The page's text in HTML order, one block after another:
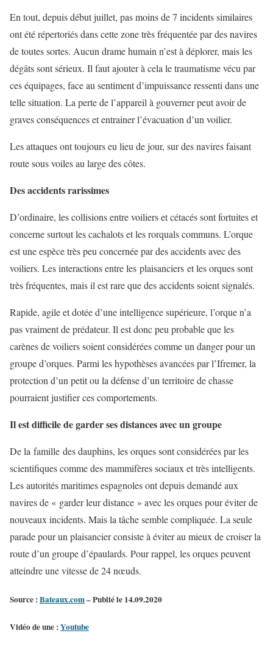
En tout, depuis début juillet, pas moins de 7 incidents similaires
ont été répertoriés dans cette zone très fréquentée par des navires
de toutes sortes. Aucun drame humain n’est à déplorer, mais les
dégâts sont sérieux. Il faut ajouter à cela le traumatisme vécu par
ces équipages, face au sentiment d’impuissance ressenti dans une
telle situation. La perte de l’appareil à gouverner peut avoir de
graves conséquences et entrainer l’évacuation d’un voilier.
Les attaques ont toujours eu lieu de jour, sur des navires faisant
route sous voiles au large des côtes.
Des accidents rarissimes
D’ordinaire, les collisions entre voiliers et cétacés sont fortuites et
concerne surtout les cachalots et les rorquals communs. L’orque
est une espèce très peu concernée par des accidents avec des
voiliers. Les interactions entre les plaisanciers et les orques sont
très fréquentes, mais il est rare que des accidents soient signalés.
Rapide, agile et dotée d’une intelligence supérieure, l’orque n’a
pas vraiment de prédateur. Il est donc peu probable que les
carènes de voiliers soient considérées comme un danger pour un
groupe d’orques. Parmi les hypothèses avancées par l’Ifremer, la
protection d’un petit ou la défense d’un territoire de chasse
pourraient justifier ces comportements.
Il est difficile de garder ses distances avec un groupe
De la famille des dauphins, les orques sont considérées par les
scientifiques comme des mammifères sociaux et très intelligents.
Les autorités maritimes espagnoles ont depuis demandé aux
navires de « garder leur distance » avec les orques pour éviter de
nouveaux incidents. Mais la tâche semble compliquée. La seule
parade pour un plaisancier consiste à éviter au mieux de croiser la
route d’un groupe d’épaulards. Pour rappel, les orques peuvent
atteindre une vitesse de 24 nœuds.
Source :Bateaux.com– Publié le 14.09.2020
Vidéo de une :Youtube